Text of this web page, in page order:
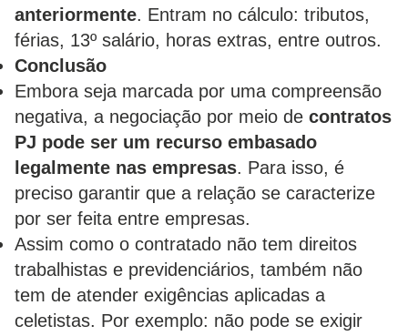
anteriormente. Entram no cálculo: tributos,
férias, 13º salário, horas extras, entre outros.
Conclusão
Embora seja marcada por uma compreensão
negativa, a negociação por meio de contratos
PJ pode ser um recurso embasado
legalmente nas empresas. Para isso, é
preciso garantir que a relação se caracterize
por ser feita entre empresas.
Assim como o contratado não tem direitos
trabalhistas e previdenciários, também não
tem de atender exigências aplicadas a
celetistas. Por exemplo: não pode se exigir